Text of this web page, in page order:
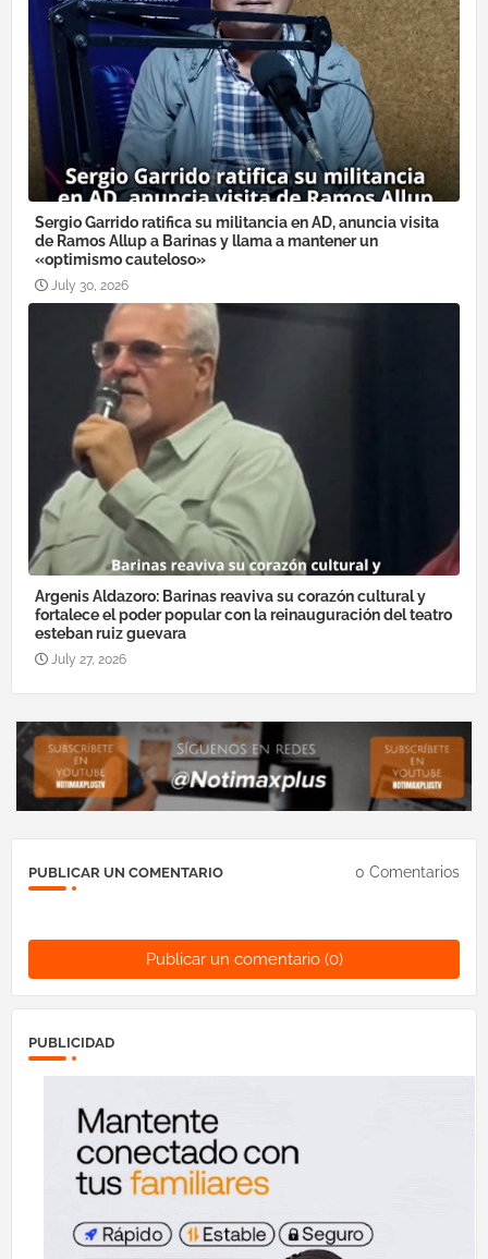
Sergio Garrido ratifica su militancia en AD, anuncia visita
de Ramos Allup a Barinas y llama a mantener un
«optimismo cauteloso»
July 30, 2026
Argenis Aldazoro: Barinas reaviva su corazón cultural y
fortalece el poder popular con la reinauguración del teatro
esteban ruiz guevara
July 27, 2026
PUBLICAR UN COMENTARIO 0 Comentarios
Publicar un comentario (0)
PUBLICIDAD